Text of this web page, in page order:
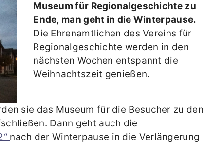
Museum für Regionalgeschichte zu
Ende, man geht in die Winterpause.
Die Ehrenamtlichen des Vereins für
Regionalgeschichte werden in den
nächsten Wochen entspannt die
Weihnachtszeit genießen.
sie das Museum für die Besucher zu den
Dann geht auch die
nach der Winterpause in die Verlängerung